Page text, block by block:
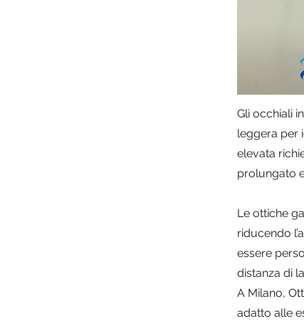
Gli occhiali
leggera per
elevata
prolungato
Le ottiche
riducendo
essere
distanza di
A Milano,
adatto alle